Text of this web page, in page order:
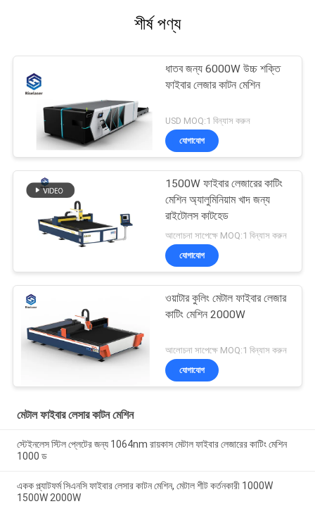
শীর্ষ পণ্য
ধাতব জন্য 6000W উচ্চ শক্তি
ফাইবার লেজার কাটন মেশিন
USD MOQ:1 বিন্যাস করুন
যোগাযোগ
1500W ফাইবার লেজারের কাটিং
মেশিন অ্যালুমিনিয়াম খাদ জন্য
রাইটোলস কাটহেড
আলোচনা সাপেক্ষে MOQ:1 বিন্যাস করুন
যোগাযোগ
ওয়াটার কুলিং মেটাল ফাইবার লেজার
কাটিং মেশিন 2000W
আলোচনা সাপেক্ষে MOQ:1 বিন্যাস করুন
যোগাযোগ
মেটাল ফাইবার লেসার কাটন মেশিন
স্টেইনলেস স্টিল প্লেটের জন্য 1064nm রায়কাস মেটাল ফাইবার লেজারের কাটিং মেশিন
1000 ড
একক প্ল্যাটফর্ম সিএনসি ফাইবার লেসার কাটন মেশিন, মেটাল শীট কর্তনকারী 1000W
1500W 2000W